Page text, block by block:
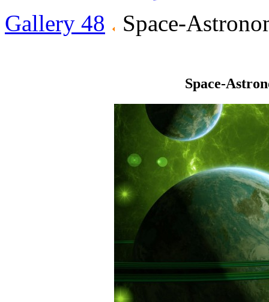
Gallery 48
Space-
Space-